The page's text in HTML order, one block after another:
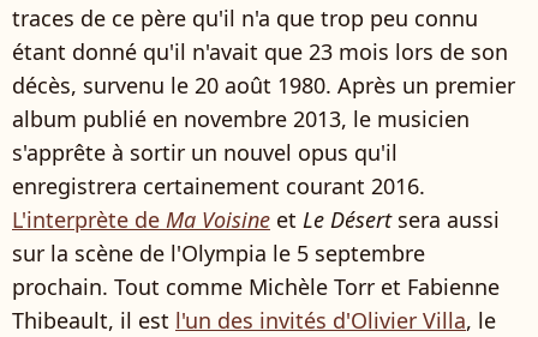
traces de ce père qu'il n'a que trop peu connu
étant donné qu'il n'avait que 23 mois lors de son
décès, survenu le 20 août 1980. Après un premier
album publié en novembre 2013, le musicien
s'apprête à sortir un nouvel opus qu'il
enregistrera certainement courant 2016.
L'interprète de Ma Voisine et Le Désertsera aussi
sur la scène de l'Olympia le 5 septembre
prochain. Tout comme Michèle Torr et Fabienne
Thibeault, il est l'un des invités d'Olivier Villa, le